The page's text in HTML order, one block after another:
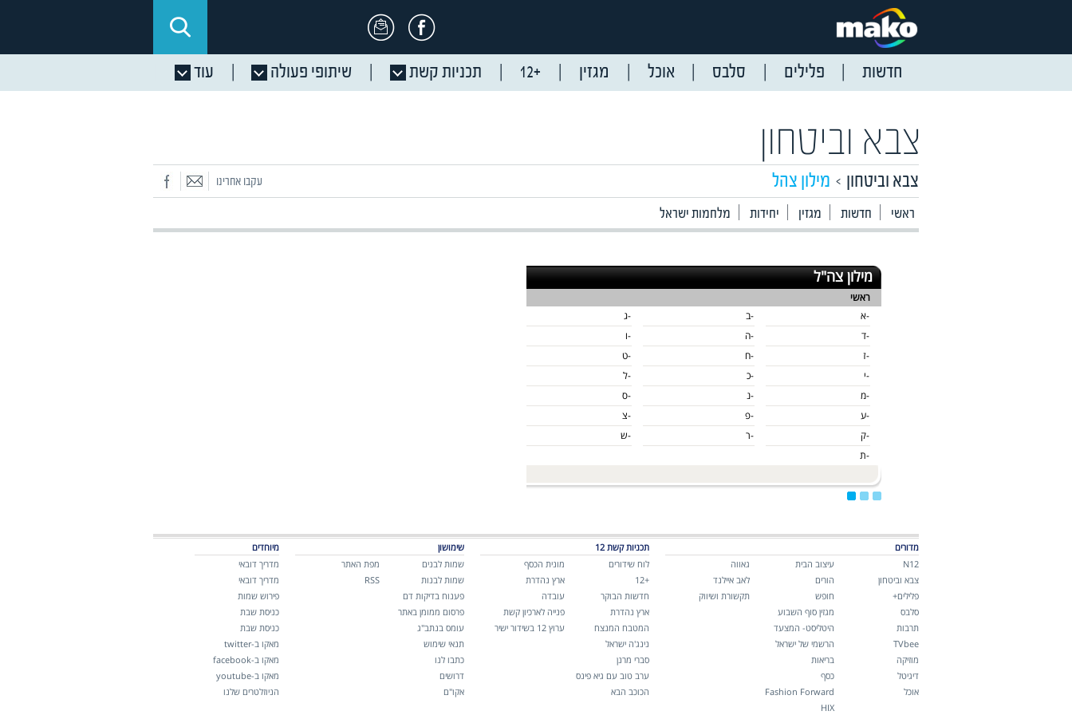
חדשות פלילים סלבס אוכל מגזין +12 תכניות קשת שיתופי פעולה עוד
צבא וביטחון
צבא וביטחון מילון צהל עקבו אחרינו
ראשי חדשות מגזין יחידות מלחמות ישראל
מילון צה"ל
ראשי
-א
-ב
-ג
-ד
-ה
-ו
-ז
-ח
-ט
-י
-כ
-ל
-מ
-נ
-ס
-ע
-פ
-צ
-ק
-ר
-ש
-ת
מדורים
N12
צבא וביטחון
פלילים+
סלבס
תרבות
TVbee
מוזיקה
דיגיטל
אוכל
עיצוב הבית
הורים
חופש
מגזין סוף השבוע
היטליסט- המצעד
הרשמי של ישראל
בריאות
כסף
Fashion Forward
HIX
גאווה
לאב איילנד
תקשורת ושיווק
תכניות קשת 12
לוח שידורים
+12
חדשות הבוקר
ארץ נהדרת
המטבח המנצח
נינג'ה ישראל
סברי מרנן
ערב טוב עם גיא פינס
הכוכב הבא
מונית הכסף
ארץ נהדרת
עובדה
פנייה לארכיון קשת
ערוץ 12 בשידור ישיר
שימושון
שמות לבנים
שמות לבנות
פענוח בדיקות דם
פרסום ממומן באתר
עומס בנתב"ג
תנאי שימוש
כתבו לנו
דרושים
אקו"ם
מפת האתר
RSS
מיוחדים
מדריך דובאי
מדריך דובאי
פירוש שמות
כניסת שבת
כניסת שבת
מאקו ב-twitter
מאקו ב-facebook
מאקו ב-youtube
הניוזלטרים שלנו